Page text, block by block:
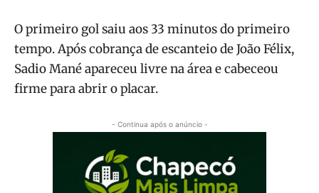
O primeiro gol saiu aos 33 minutos do primeiro
tempo. Após cobrança de escanteio de João Félix,
Sadio Mané apareceu livre na área e cabeceou
firme para abrir o placar.
- Continua após o anúncio -